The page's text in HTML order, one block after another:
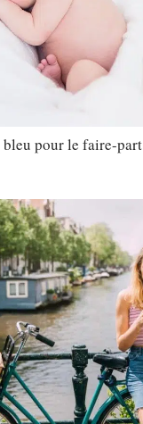
pour le faire-part